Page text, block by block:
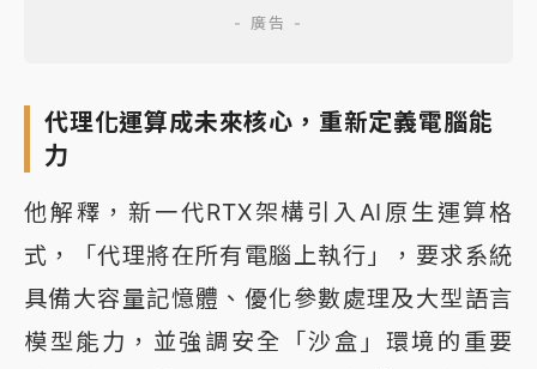
代理化運算成未來核心，重新定義電腦能
力
他解釋，新一代RTX架構引入AI原生運算格
式，「代理將在所有電腦上執行」，要求系統
具備大容量記憶體、優化參數處理及大型語言
模型能力，並強調安全「沙盒」環境的重要